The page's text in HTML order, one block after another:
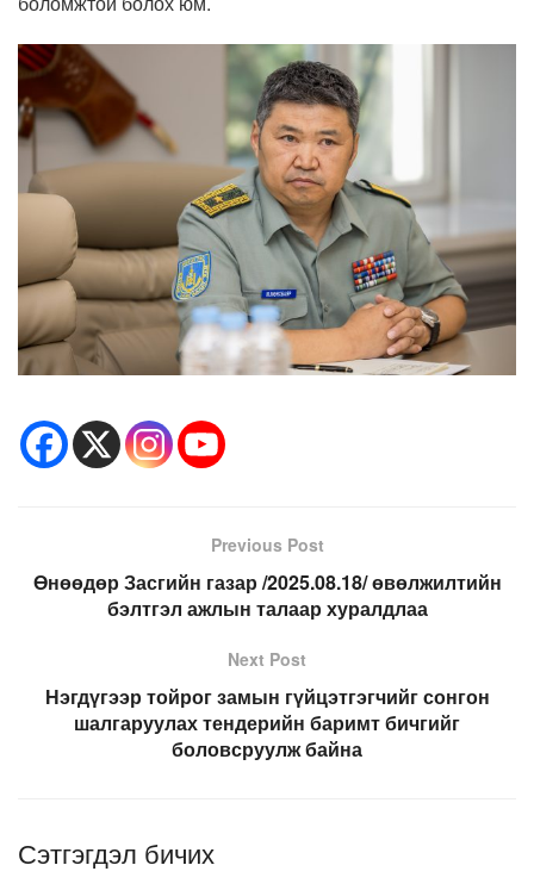
Previous Post
Өнөөдөр Засгийн газар /2025.08.18/ өвөлжилтийн
бэлтгэл ажлын талаар хуралдлаа
Next Post
Нэгдүгээр тойрог замын гүйцэтгэгчийг сонгон
шалгаруулах тендерийн баримт бичгийг
боловсруулж байна
Сэтгэгдэл бичих